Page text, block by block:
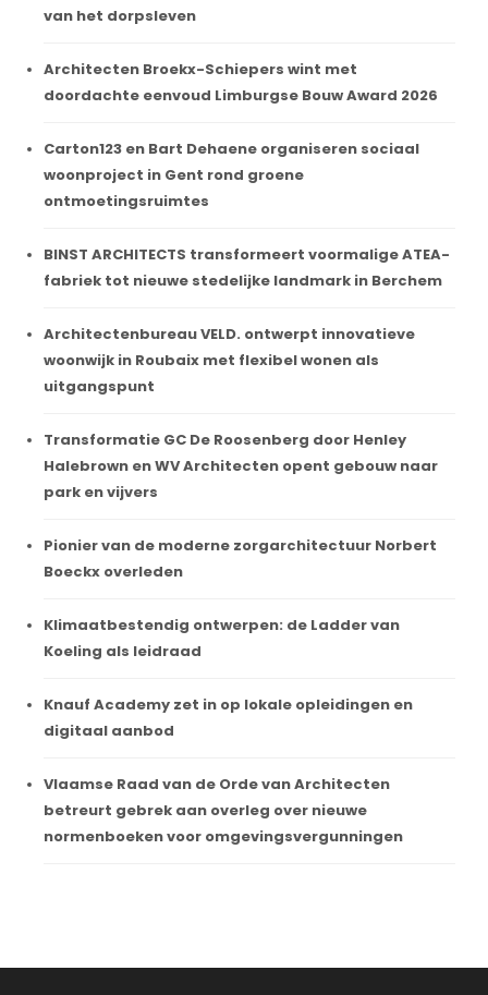
van het dorpsleven
Architecten Broekx-Schiepers wint met
doordachte eenvoud Limburgse Bouw Award 2026
Carton123 en Bart Dehaene organiseren sociaal
woonproject in Gent rond groene
ontmoetingsruimtes
BINST ARCHITECTS transformeert voormalige ATEA-
fabriek tot nieuwe stedelijke landmark in Berchem
Architectenbureau VELD. ontwerpt innovatieve
woonwijk in Roubaix met flexibel wonen als
uitgangspunt
Transformatie GC De Roosenberg door Henley
Halebrown en WV Architecten opent gebouw naar
park en vijvers
Pionier van de moderne zorgarchitectuur Norbert
Boeckx overleden
Klimaatbestendig ontwerpen: de Ladder van
Koeling als leidraad
Knauf Academy zet in op lokale opleidingen en
digitaal aanbod
Vlaamse Raad van de Orde van Architecten
betreurt gebrek aan overleg over nieuwe
normenboeken voor omgevingsvergunningen